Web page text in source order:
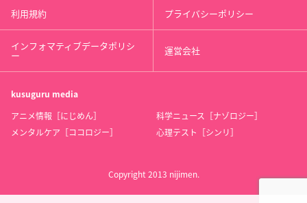
利用規約 プライバシーポリシー
インフォマティブデータポリシ
ー 運営会社
kusuguru media
アニメ情報［にじめん］
科学ニュース［ナゾロジー］
メンタルケア［ココロジー］
心理テスト［シンリ］
Copyright 2013 nijimen.